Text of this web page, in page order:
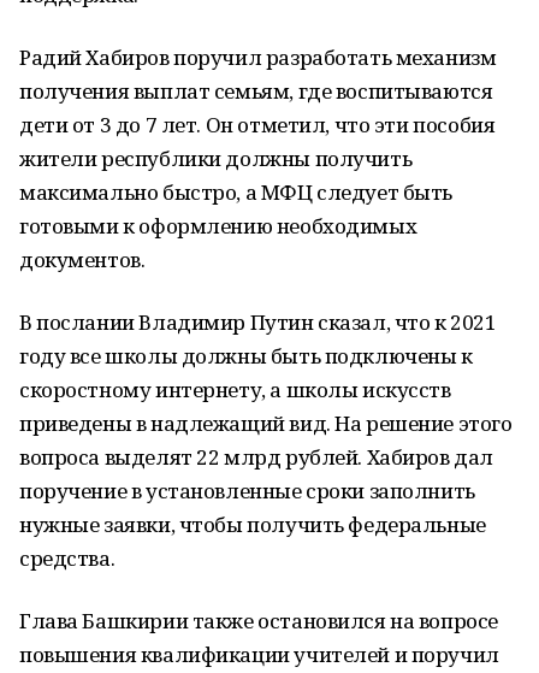
Радий Хабиров поручил разработать механизм
получения выплат семьям, где воспитываются
дети от 3 до 7 лет. Он отметил, что эти пособия
жители республики должны получить
максимально быстро, а МФЦ следует быть
готовыми к оформлению необходимых
документов.
В послании Владимир Путин сказал, что к 2021
году все школы должны быть подключены к
скоростному интернету, а школы искусств
приведены в надлежащий вид. На решение этого
вопроса выделят 22 млрд рублей. Хабиров дал
поручение в установленные сроки заполнить
нужные заявки, чтобы получить федеральные
средства.
Глава Башкирии также остановился на вопросе
повышения квалификации учителей и поручил